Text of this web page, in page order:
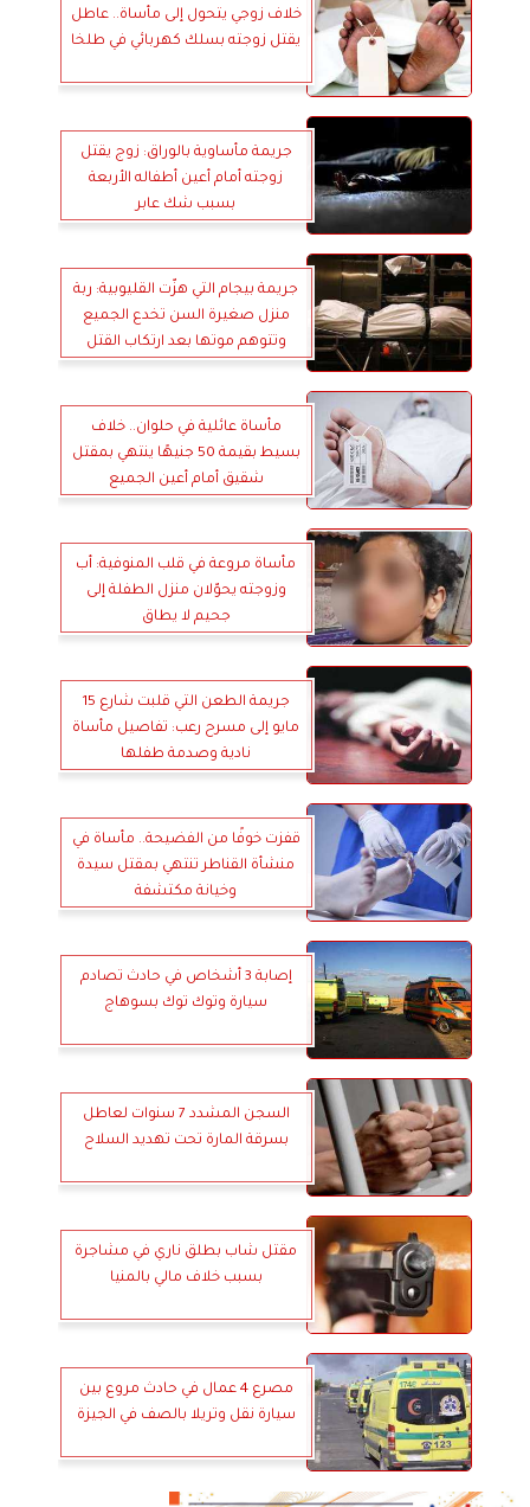
خلاف زوجي يتحول إلى مأساة.. عاطل
يقتل زوجته بسلك كهربائي في طلخا
جريمة مأساوية بالوراق: زوج يقتل
زوجته أمام أعين أطفاله الأربعة
بسبب شك عابر
جريمة بيجام التي هزّت القليوبية: ربة
منزل صغيرة السن تخدع الجميع
وتتوهم موتها بعد ارتكاب القتل
مأساة عائلية في حلوان.. خلاف
بسيط بقيمة 50 جنيهًا ينتهي بمقتل
شقيق أمام أعين الجميع
مأساة مروعة في قلب المنوفية: أب
وزوجته يحوّلان منزل الطفلة إلى
جحيم لا يطاق
جريمة الطعن التي قلبت شارع 15
مايو إلى مسرح رعب: تفاصيل مأساة
نادية وصدمة طفلها
قفزت خوفًا من الفضيحة.. مأساة في
منشأة القناطر تنتهي بمقتل سيدة
وخيانة مكتشفة
إصابة 3 أشخاص في حادث تصادم
سيارة وتوك توك بسوهاج
السجن المشدد 7 سنوات لعاطل
بسرقة المارة تحت تهديد السلاح
مقتل شاب بطلق ناري في مشاجرة
بسبب خلاف مالي بالمنيا
مصرع 4 عمال في حادث مروع بين
سيارة نقل وتريلا بالصف في الجيزة